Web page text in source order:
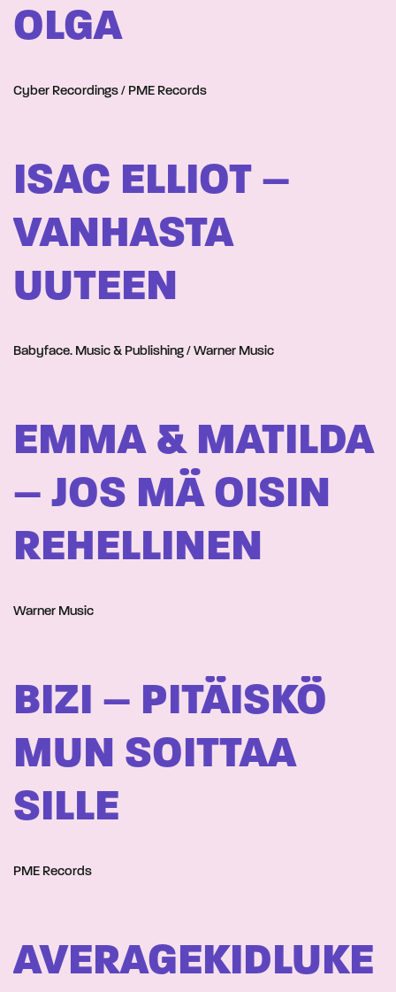
OLGA
Cyber Recordings / PME Records
ISAC ELLIOT –
VANHASTA
UUTEEN
Babyface. Music & Publishing / Warner Music
EMMA & MATILDA
– JOS MÄ OISIN
REHELLINEN
Warner Music
BIZI – PITÄISKÖ
MUN SOITTAA
SILLE
PME Records
AVERAGEKIDLUKE